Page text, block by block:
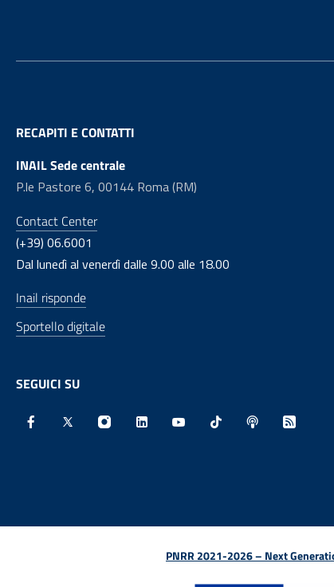
RECAPITI E CONTATTI
INAIL Sede centrale
P.le Pastore 6, 00144 Roma (RM)
Contact Center
(+39) 06.6001
Dal lunedì al venerdì dalle 9.00 alle 18.00
Inail risponde
Sportello digitale
SEGUICI SU
PNRR 2021-2026 – Next